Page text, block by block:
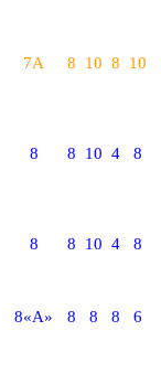
7А 8 10 8 10
8 8 10 4 8
8 8 10 4 8
8«А» 8 8 8 6